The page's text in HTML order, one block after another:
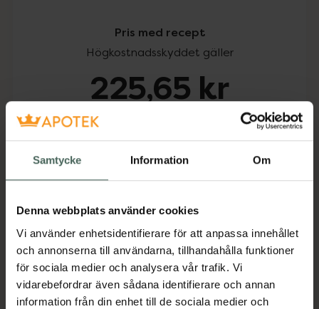
Samtycke Information Om
Denna webbplats använder cookies
Vi använder enhetsidentifierare för att anpassa innehållet
och annonserna till användarna, tillhandahålla funktioner
för sociala medier och analysera vår trafik. Vi
vidarebefordrar även sådana identifierare och annan
information från din enhet till de sociala medier och
Pris med recept
Högkostnadsskyddet gäller
225,65 kr
Köp via ditt recept
Aktuella erbjudanden
Beskrivning Dölj
Läs alltid bipacksedeln innan